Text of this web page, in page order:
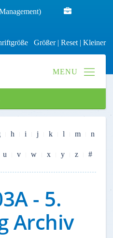
Größer| Reset | Kleiner
h i j k l m n
u v w x y z #
- 5.
Archiv